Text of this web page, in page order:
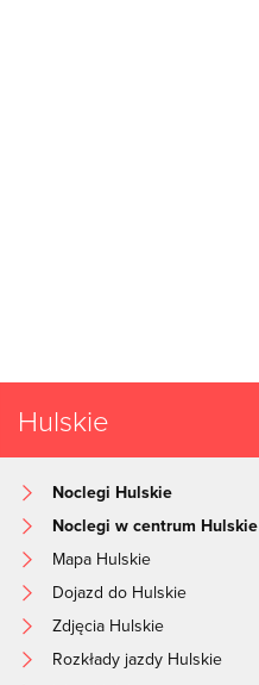
Hulskie
Noclegi Hulskie
Noclegi w centrum Hulskie
Mapa Hulskie
Dojazd do Hulskie
Zdjęcia Hulskie
Rozkłady jazdy Hulskie